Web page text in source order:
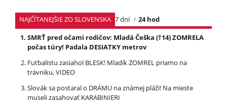
NAJČÍTANEJŠIE ZO SLOVENSKA 7 dní
24 hod
SMRŤ pred očami rodičov: Mladá Češka (†14) ZOMRELA
počas túry! Padala DESIATKY metrov
Futbalistu zasiahol BLESK! Mladík ZOMREL priamo na
trávniku, VIDEO
Slovák sa postaral o DRÁMU na známej pláži! Na mieste
museli zasahovať KARABINIERI